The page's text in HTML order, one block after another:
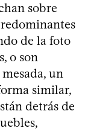
sobre
de la foto
o son
un
similar,
detrás de